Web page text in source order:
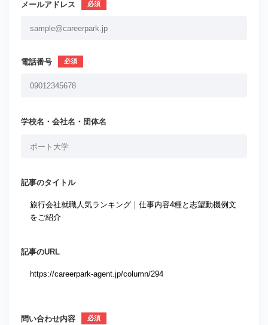
メールアドレス
電話番号
学校名・会社名・団体名
記事のタイトル
記事のURL
問い合わせ内容